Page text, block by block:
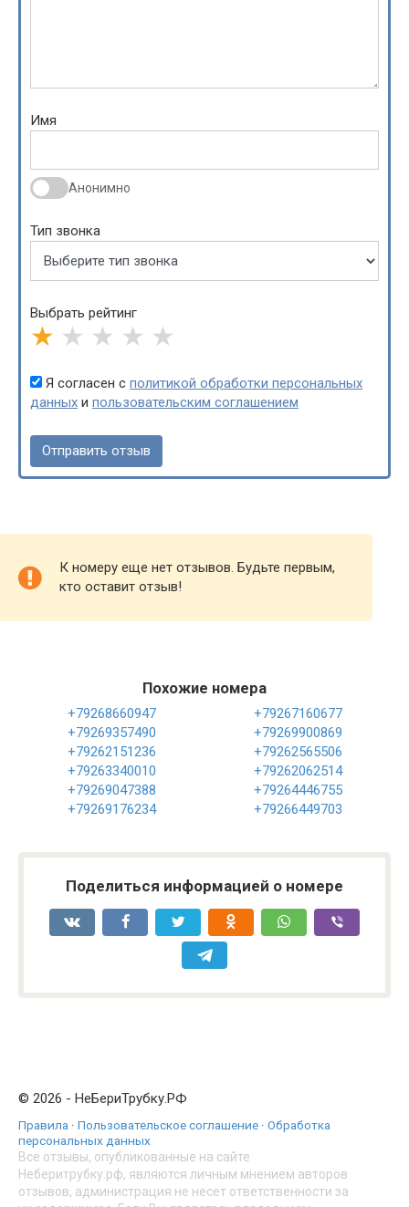
Имя
Анонимно
Тип звонка
Выбрать рейтинг
★ ★ ★ ★ ★
Я согласен с политикой обработки персональных
данных и пользовательским соглашением
К номеру еще нет отзывов. Будьте первым,
кто оставит отзыв!
Похожие номера
+79268660947
+79267160677
+79269357490
+79269900869
+79262151236
+79262565506
+79263340010
+79262062514
+79269047388
+79264446755
+79269176234
+79266449703
Поделиться информацией о номере
© 2026 - НеБериТрубку.РФ
Правила · Пользовательское соглашение · Обработка
персональных данных
Все отзывы, опубликованные на сайте
Неберитрубку.рф, являются личным мнением авторов
отзывов, администрация не несет ответственности за